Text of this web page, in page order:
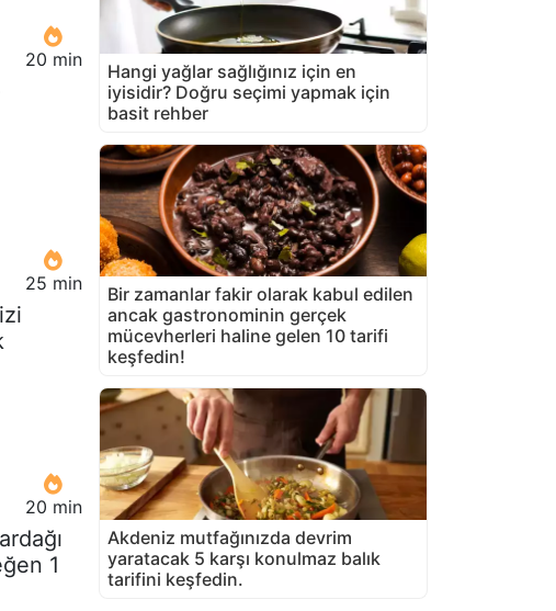
20 min
25 min
20 min
1
Hangi yağlar sağlığınız için en
iyisidir? Doğru seçimi yapmak için
basit rehber
Bir zamanlar fakir olarak kabul edilen
ancak gastronominin gerçek
mücevherleri haline gelen 10 tarifi
keşfedin!
Akdeniz mutfağınızda devrim
yaratacak 5 karşı konulmaz balık
tarifini keşfedin.